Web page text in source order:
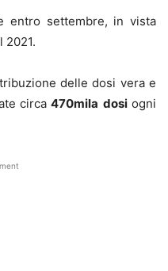
entro settembre, in vista
2021.
delle dosi vera e
circa470mila dosiogni